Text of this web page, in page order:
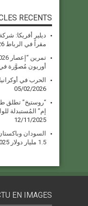
RECENTS
ديلير أفريكا:
مقراً في الرباط
أوريون مُصوَّرة في
الحرب في
05/02/2026
إم” المُستبدلة
12/11/2025
السودان
1.5 مليار دولار
EN IMAGES